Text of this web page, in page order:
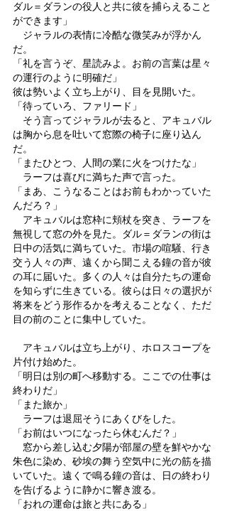
ダル＝ダランの役人と共に彼を捕らえること
ができます」
ジャラルの表情に冷酷な微笑みが浮かん
だ。
「礼を言うぞ、星読みよ。お前の言葉は星々
の運行のように明確だ」
彼は勢いよく立ち上がり、目を見開いた。
「待っていろ、ファリード」
そう言ってジャラルが去ると、アキュバル
は胸から息を吐いて窓際の椅子に座り込ん
だ。
「またひとつ、人間の業に火をつけたな」
ラーフは喜びに満ちた声で言った。
「まあ、こうなることはお前もわかっていた
んだろ？」
アキュバルは窓枠に頬杖を突き、ラーフを
無視して窓の外を見た。ダル＝ダランの街は
日中の活気に満ちていた。市場の喧騒、行き
交う人々の声、遠くから聞こえる鐘の音が彼
の耳に届いた。多くの人々は自分たちの運命
を知らずに生きている。彼らは日々の選択が
将来をどう形作るかを考えることなく、ただ
目の前のことに集中していた。
アキュバルは立ち上がり、ホロスコープを
片付け始めた。
「明日は別の町へ移動する。ここでの仕事は
終わりだ」
「また旅か」
ラーフは退屈そうにあくびをした。
「お前はいつになったら休むんだ？」
窓から差し込む夕陽が部屋の壁を鮮やかな
朱色に染め、砂埃の舞う空気中に光の筋を描
いていた。遠くで鳴る鐘の音は、日の終わり
を告げるように静かに響き渡る。
「おれの運命は旅と共にある」